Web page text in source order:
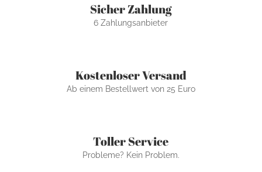
Sicher Zahlung
6 Zahlungsanbieter
Kostenloser Versand
Ab einem Bestellwert von 25 Euro
Toller Service
Probleme? Kein Problem.